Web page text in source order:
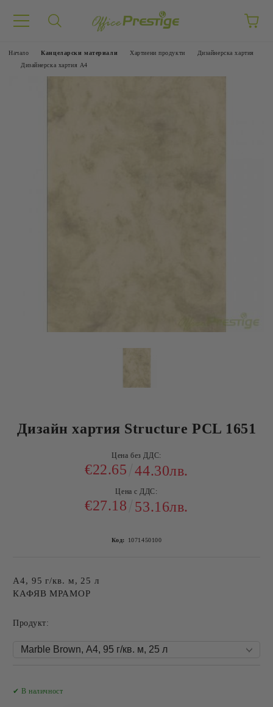
Начало Канцеларски материали Хартиени продукти
Дизайнерска хартия
Дизайнерска хартия А4
Дизайн хартия Structure PCL 1651
Цена без ДДС:
€22.65 44.30лв.
Цена с ДДС:
€27.18 53.16лв.
Код: 1071450100
А4, 95 г/кв. м, 25 л
КАФЯВ МРАМОР
Продукт:
✔ В наличност